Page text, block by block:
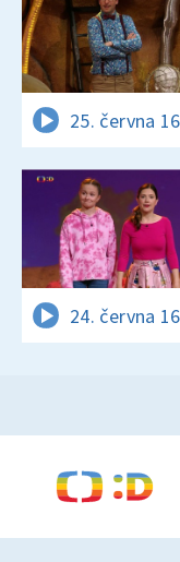
25. června
24. června